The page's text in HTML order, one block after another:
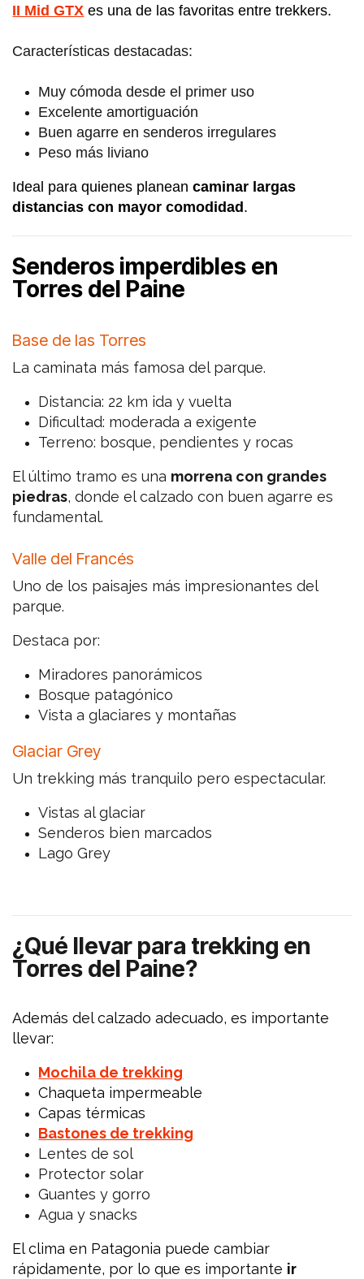
II Mid GTX es una de las favoritas entre trekkers.
Características destacadas:
Muy cómoda desde el primer uso
Excelente amortiguación
Buen agarre en senderos irregulares
Peso más liviano
Ideal para quienes planeancaminar largas
distancias con mayor comodidad.
Senderos imperdibles en
Torres del Paine
Base de las Torres
La caminata más famosa del parque.
Distancia: 22 km ida y vuelta
Dificultad: moderada a exigente
Terreno: bosque, pendientes y rocas
El último tramo es una morrena con grandes
piedras, donde el calzado con buen agarre es
fundamental.
Valle del Francés
Uno de los paisajes más impresionantes del
parque.
Destaca por:
Miradores panorámicos
Bosque patagónico
Vista a glaciares y montañas
Glaciar Grey
Un trekking más tranquilo pero espectacular.
Vistas al glaciar
Senderos bien marcados
Lago Grey
¿Qué llevar para trekking en
Torres del Paine?
Además del calzado adecuado, es importante
llevar:
Mochila de trekking
Chaqueta impermeable
Capas térmicas
Bastones de trekking
Lentes de sol
Protector solar
Guantes y gorro
Agua y snacks
El clima en Patagonia puede cambiar
rápidamente, por lo que es importante ir